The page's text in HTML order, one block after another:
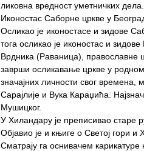
ликовна вредност уметничких дела.
Иконостас Саборне цркве у
Осликао је иконостасе и зидове
тога осликао је иконостас и
Врдника (Раваница), православне
заврши осликавање цркве у
значајних личности свог времена,
Сарајлије и Вука Караџића.
Мушицког.
У Хиландару је преписивао старе
Објавио је и књиге о Светој гори и
Сматрају га оснивачем